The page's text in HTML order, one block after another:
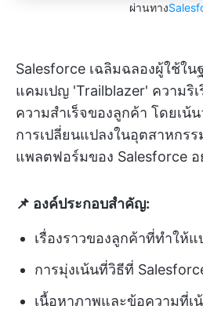
ผ่านทาง
Salesforce เฉลิมฉลองผู้ใช้ใ
แคมเปญ 'Trailblazer' ความริเ
ความสำเร็จของลูกค้า โดยเน้
การเปลี่ยนแปลงในอุตสาหกร
แพลตฟอร์มของ Salesforce อ
📌 องค์ประกอบสำคัญ:
เรื่องราวของลูกค้าที่ทำให้
การมุ่งเน้นที่วิธีที่
เนื้อหาภาพและข้อความที่เ